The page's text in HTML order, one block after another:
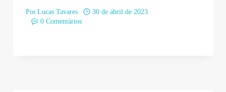
Por Lucas Tavares
30 de abril de 2023
0 Comentários